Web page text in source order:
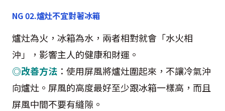
NG 02.爐灶不宜對著冰箱
爐灶為火，冰箱為水，兩者相對就會「水火相
沖」，影響主人的健康和財運。
◎改善方法 ：使用屏風將爐灶圍起來，不讓冷氣沖
向爐灶。屏風的高度最好至少跟冰箱一樣高，而且
屏風中間不要有縫隙。